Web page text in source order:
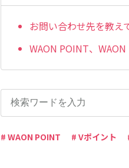
お問い合わせ先を教え
WAON POINT、
# WAON POINT # Vポイント